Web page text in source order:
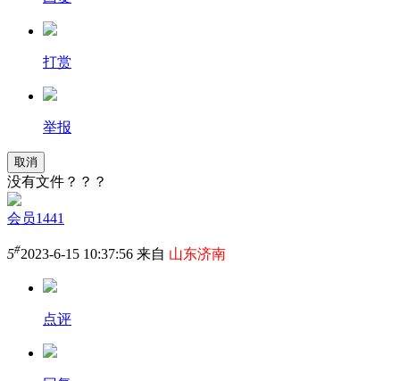
打赏
举报
取消
没有文件？？？
会员1441
5#2023-6-15 10:37:56 来自 山东济南
点评